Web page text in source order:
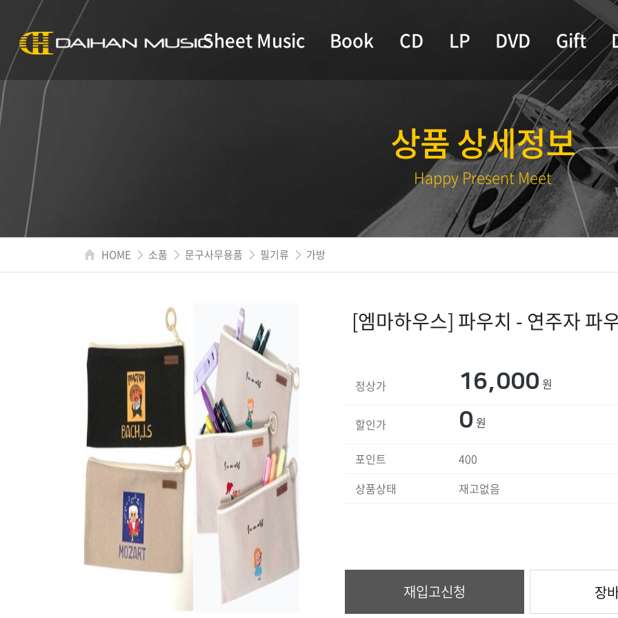
Sheet Music Book CD LP DVD Gift
상품 상세정보
Happy Present Meet
HOME 소품 문구사무용품 필기류 가방
[엠마하우스] 파우치 - 연주자 파
정상가 16,000 원
할인가 0 원
포인트
400
상품상태
재고없음
재입고신청 장